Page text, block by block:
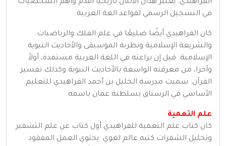
الفراهيدي. يعتبر هذان الاثنان تاريخيًا أقدم وأهم الشخصيات
في التسجيل الرسمي لقواعد الغة العربية.
كان الفراهيدي أيضًا ضليعًا في علم الفلك والرياضيات
والشريعة الإسلامية ونظرية الموسيقى والأحاديث النبوية
الإسلامية. قيل إن براعته في اللغة العربية مستمدة، أولاً
وآخرا، من معرفته الواسعة بالأحاديث النبوية وكذلك تفسير
القرآن. سميت مدرسة الخليل بن أحمد الفراهيدي للتعليم
الأساسي في الرستاق بسلطنة عمان باسمه.
علم التعمية
كان كتاب علم التعمية للفراهيدي أول كتاب عن علم التشفير
وتحليل الشفرات كتبه عالم لغوي. يحتوي العمل المفقود